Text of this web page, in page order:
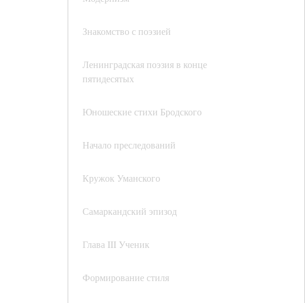
Знакомство с поэзией
Ленинградская поэзия в конце
пятидесятых
Юношеские стихи Бродского
Начало преследований
Кружок Уманского
Самаркандский эпизод
Глава III Ученик
Формирование стиля